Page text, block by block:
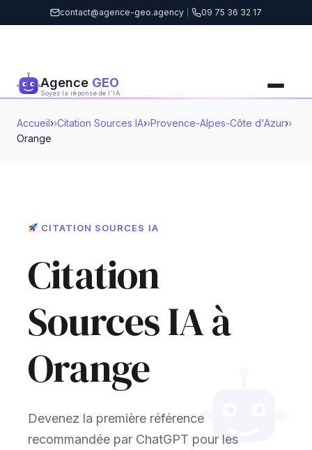
contact@agence-geo.agency 09 75 36 32 17
Agence GEO
Soyez la réponse de l'IA
Accueil› Citation Sources IA› Provence-Alpes-Côte d'Azur›
Orange
CITATION SOURCES IA
Citation
Sources IA à
Orange
Devenez la première référence
recommandée par ChatGPT pour les